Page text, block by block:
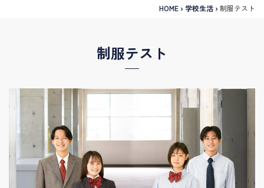
HOME › 学校生活 ›制服テスト
制服テスト